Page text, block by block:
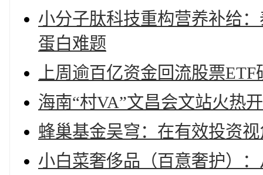
小分子肽科技重构营养补给
蛋白难题
上周逾百亿资金回流股票
海南“村VA”文昌会文站火热
蜂巢基金吴穹：在有效投资
小白菜奢侈品（百意奢护）